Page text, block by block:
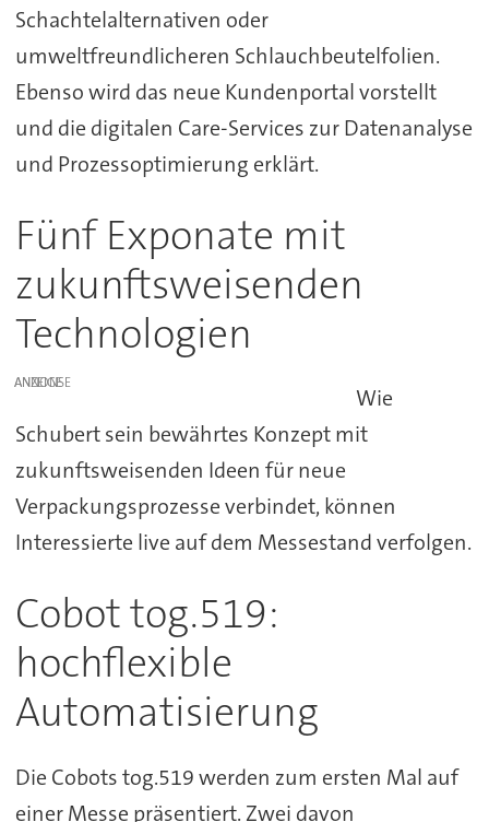
Schachtelalternativen oder
umweltfreundlicheren Schlauchbeutelfolien.
Ebenso wird das neue Kundenportal vorstellt
und die digitalen Care-Services zur Datenanalyse
und Prozessoptimierung erklärt.
Fünf Exponate mit
zukunftsweisenden
Technologien
ANZEIGE
Wie
Schubert sein bewährtes Konzept mit
zukunftsweisenden Ideen für neue
Verpackungsprozesse verbindet, können
Interessierte live auf dem Messestand verfolgen.
Cobot tog.519:
hochflexible
Automatisierung
Die Cobots tog.519 werden zum ersten Mal auf
einer Messe präsentiert. Zwei davon